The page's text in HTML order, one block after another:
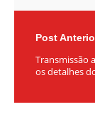
Post
Transmissão
os detalhes